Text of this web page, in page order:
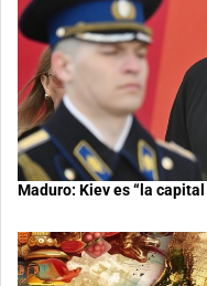
Maduro: Kiev es “la